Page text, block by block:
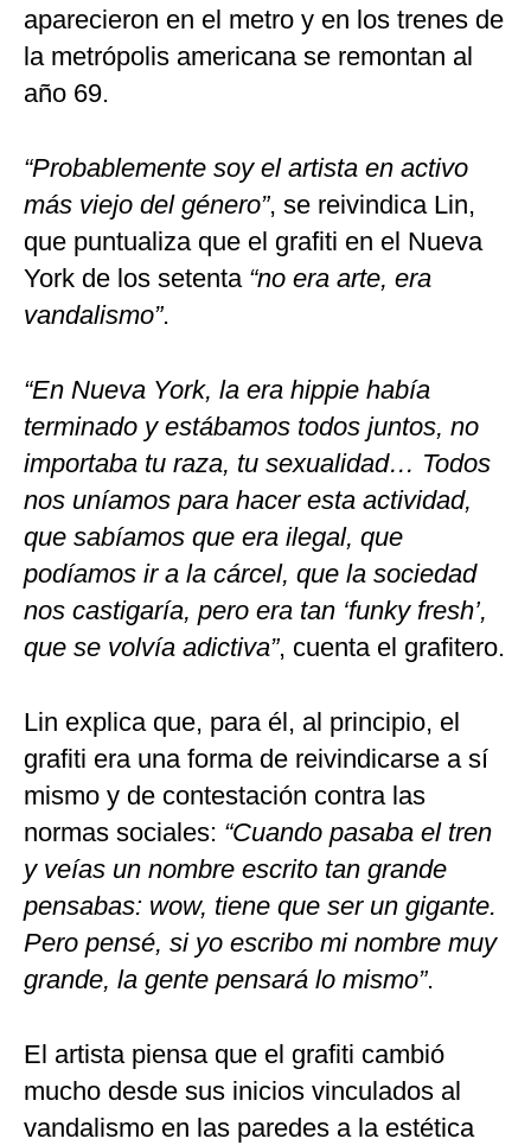
aparecieron en el metro y en los trenes de
la metrópolis americana se remontan al
año 69.
“Probablemente soy el artista en activo
más viejo del género”, se reivindica Lin,
que puntualiza que el grafiti en el Nueva
York de los setenta “no era arte, era
vandalismo”.
“En Nueva York, la era hippie había
terminado y estábamos todos juntos, no
importaba tu raza, tu sexualidad… Todos
nos uníamos para hacer esta actividad,
que sabíamos que era ilegal, que
podíamos ir a la cárcel, que la sociedad
nos castigaría, pero era tan ‘funky fresh’,
que se volvía adictiva”, cuenta el grafitero.
Lin explica que, para él, al principio, el
grafiti era una forma de reivindicarse a sí
mismo y de contestación contra las
normas sociales: “Cuando pasaba el tren
y veías un nombre escrito tan grande
pensabas: wow, tiene que ser un gigante.
Pero pensé, si yo escribo mi nombre muy
grande, la gente pensará lo mismo”.
El artista piensa que el grafiti cambió
mucho desde sus inicios vinculados al
vandalismo en las paredes a la estética